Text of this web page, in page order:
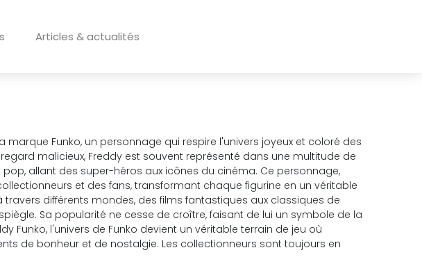
Articles & actualités
Funko, un personnage qui respire l'univers joyeux et coloré des
malicieux, Freddy est souvent représenté dans une multitude de
allant des super-héros aux icônes du cinéma. Ce personnage,
et des fans, transformant chaque figurine en un véritable
travers différents mondes, des films fantastiques aux classiques de
Sa popularité ne cesse de croître, faisant de lui un symbole de la
Funko, l'univers de Funko devient un véritable terrain de jeu où
de bonheur et de nostalgie. Les collectionneurs sont toujours en